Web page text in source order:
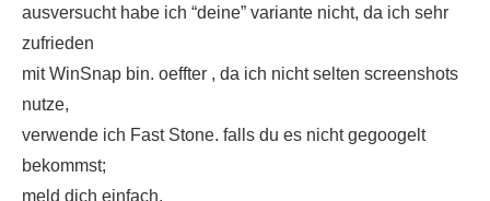
ausversucht habe ich “deine” variante nicht, da ich sehr
zufrieden
mit WinSnap bin. oeffter , da ich nicht selten screenshots
nutze,
verwende ich Fast Stone. falls du es nicht gegoogelt
bekommst;
meld dich einfach.